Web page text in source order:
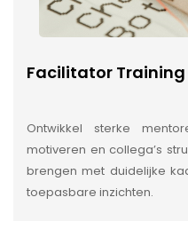
Facilitator Training
Ontwikkel sterke
motiveren en collega’s
brengen met duidelijke
toepasbare inzichten.